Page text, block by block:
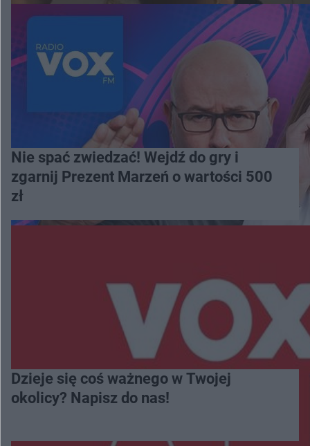
Nie spać zwiedzać! Wejdź do gry i
zgarnij Prezent Marzeń o wartości 500
zł
Dzieje się coś ważnego w Twojej
okolicy? Napisz do nas!